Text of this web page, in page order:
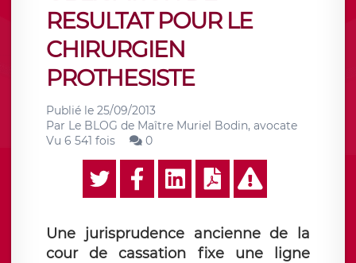
RESULTAT POUR LE
CHIRURGIEN
PROTHESISTE
Publié le 25/09/2013
Par Le BLOG de Maître Muriel Bodin, avocate
Vu 6 541 fois
0
Une jurisprudence ancienne de la
cour de cassation fixe une ligne